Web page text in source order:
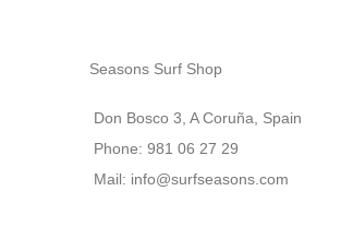
Seasons Surf Shop
Don Bosco 3, A Coruña, Spain
Phone: 981 06 27 29
Mail: info@surfseasons.com